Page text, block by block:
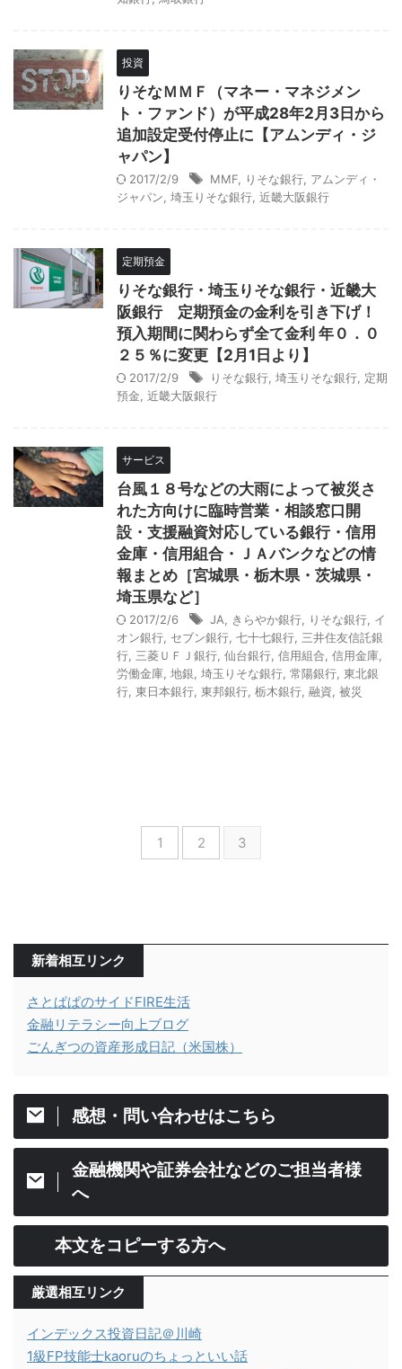
投資
りそなＭＭＦ（マネー・マネジメン
ト・ファンド）が平成28年2月3日から
追加設定受付停止に【アムンディ・ジ
ャパン】
2017/2/9 MMF りそな銀行 アムンディ・
ジャパン 埼玉りそな銀行 近畿大阪銀行
定期預金
りそな銀行・埼玉りそな銀行・近畿大
阪銀行 定期預金の金利を引き下げ！
預入期間に関わらず全て金利 年０．０
２５％に変更【2月1日より】
2017/2/9 りそな銀行 埼玉りそな銀行 定期
預金 近畿大阪銀行
サービス
台風１８号などの大雨によって被災さ
れた方向けに臨時営業・相談窓口開
設・支援融資対応している銀行・信用
金庫・信用組合・ＪＡバンクなどの情
報まとめ［宮城県・栃木県・茨城県・
埼玉県など］
2017/2/6 JA きらやか銀行 りそな銀行 イ
オン銀行 セブン銀行 七十七銀行 三井住友信託銀
行 三菱ＵＦＪ銀行 仙台銀行 信用組合 信用金庫
労働金庫 地銀 埼玉りそな銀行 常陽銀行 東北銀
行 東日本銀行 東邦銀行 栃木銀行 融資 被災
1 2 3
新着相互リンク
さとぱぱのサイドFIRE生活
金融リテラシー向上ブログ
ごんぎつの資産形成日記（米国株）
感想・問い合わせはこちら
金融機関や証券会社などのご担当者様
へ
本文をコピーする方へ
厳選相互リンク
インデックス投資日記＠川崎
1級FP技能士kaoruのちょっといい話